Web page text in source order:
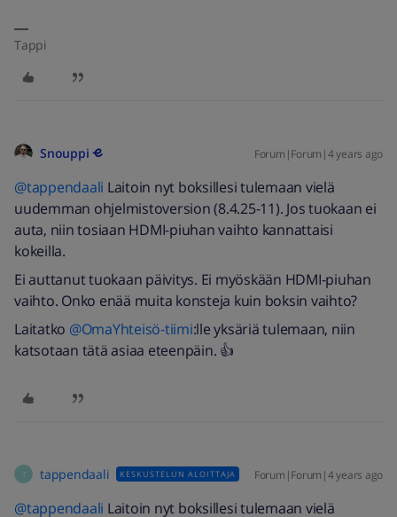
Tappi
Snouppi Forum|Forum|4 years ago
@tappendaali Laitoin nyt boksillesi tulemaan vielä
uudemman ohjelmistoversion (8.4.25-11). Jos tuokaan ei
auta, niin tosiaan HDMI-piuhan vaihto kannattaisi
kokeilla.
Ei auttanut tuokaan päivitys. Ei myöskään HDMI-piuhan
vaihto. Onko enää muita konsteja kuin boksin vaihto?
Laitatko @OmaYhteisö-tiimi:lle yksäriä tulemaan, niin
katsotaan tätä asiaa eteenpäin. 👍
T tappendaali KESKUSTELUN ALOITTAJA Forum|Forum|4 years ago
@tappendaali Laitoin nyt boksillesi tulemaan vielä